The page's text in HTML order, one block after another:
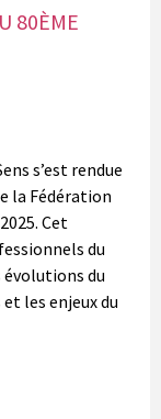
80ÈME
s’est rendue
la Fédération
Cet
du
évolutions du
les enjeux du